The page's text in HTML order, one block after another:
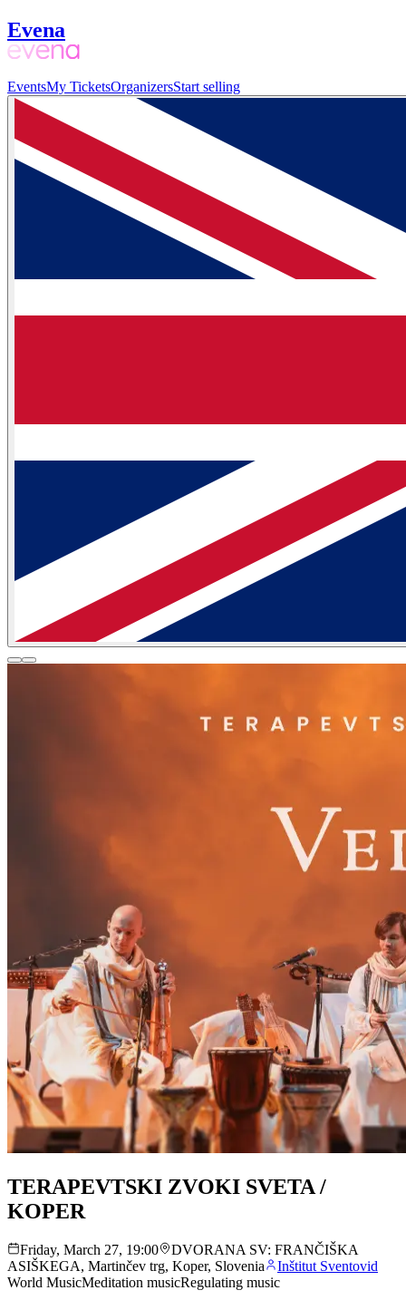
Evena
EventsMy TicketsOrganizersStart selling
TERAPEVTSKI ZVOKI SVETA /
KOPER
Friday, March 27, 19:00
DVORANA SV: FRANČIŠKA
ASIŠKEGA, Martinčev trg, Koper, Slovenia
Inštitut Sventovid
World MusicMeditation musicRegulating music